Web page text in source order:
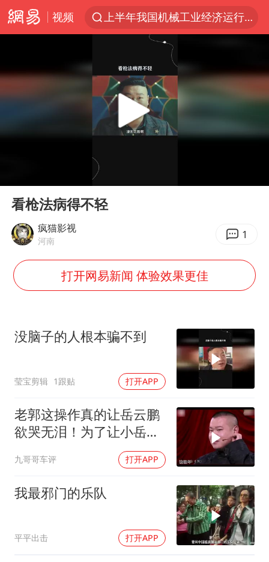
视频
上半年我国机械工业经济运行稳中有进
向鹏0-3不敌张本智和
泉州市委书记张毅恭被查
国防部回应日本试射“战斧”导弹
“新疆阿勒泰八月能滑雪”不实
宇树科技中一签需缴款7.54万元
国防部：坚决反制任何闹海挑衅图谋
中国乒协加强青少年赛事赛风赛纪管理
女儿为争财产堵门阻挠父亲出殡
公司“上四休三”但要降薪1000元
东方之约 相约未来
Play
看枪法病得不轻
疯猫影视
河南 1
打开网易新闻 体验效果更佳
没脑子的人根本骗不到
莹宝剪辑 1跟贴 打开APP
老郭这操作真的让岳云鹏
欲哭无泪！为了让小岳岳
九哥哥车评 打开APP
我最邪门的乐队
平平出击 打开APP